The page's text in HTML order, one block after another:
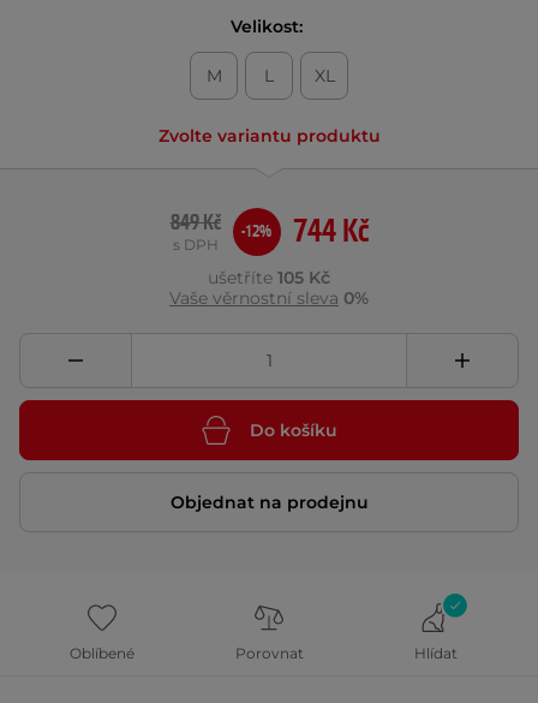
Velikost:
M L XL
Zvolte variantu produktu
744 Kč
849 Kč
s DPH
-12%
ušetříte 105 Kč
Vaše věrnostní sleva 0%
Do košíku
Objednat na prodejnu
Oblíbené Porovnat Hlídat